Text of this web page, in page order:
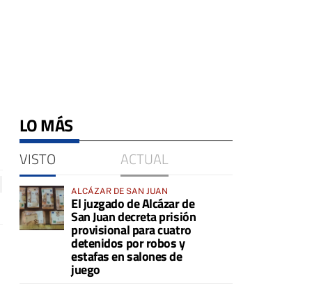
LO MÁS
VISTO ACTUAL
ALCÁZAR DE SAN JUAN
El juzgado de Alcázar de
San Juan decreta prisión
provisional para cuatro
detenidos por robos y
estafas en salones de
juego